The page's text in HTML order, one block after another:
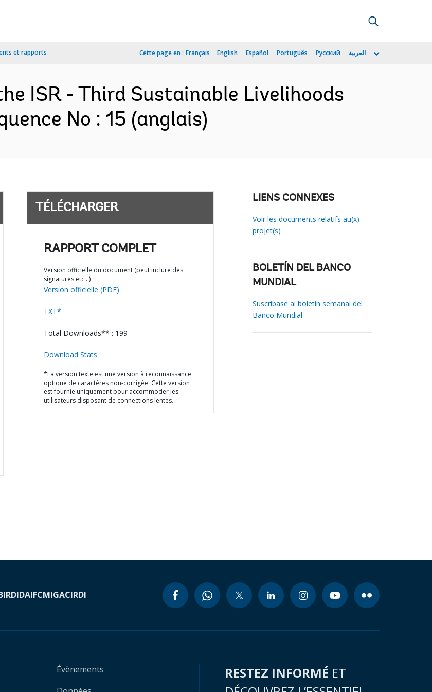
et rapports Cette page en : Français English Español Português Русский العربية
ISR - Third Sustainable Livelihoods
No : 15 (anglais)
TÉLÉCHARGER
RAPPORT COMPLET
Version officielle du document (peut inclure des
signatures etc…)
Version officielle (PDF)
TXT*
Total Downloads** : 199
Download Stats
*La version texte est une version à reconnaissance
optique de caractères non-corrigée. Cette version
est fournie uniquement pour accommoder les
utilisateurs disposant de connections lentes.
LIENS CONNEXES
Voir les documents relatifs au(x)
projet(s)
BOLETÍN DEL BANCO
MUNDIAL
Suscríbase al boletín semanal del
Banco Mundial
IDAIFCMIGACIRDI
Évènements
RESTEZ INFORMÉ ET